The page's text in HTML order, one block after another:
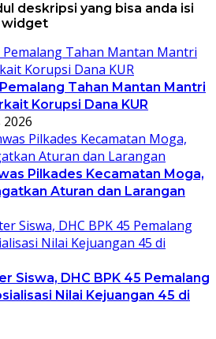
deskripsi yang bisa anda isi
widget
Tahan Mantan Mantri
Korupsi Dana KUR
Pilkades Kecamatan Moga,
Aturan dan Larangan
Siswa, DHC BPK 45 Pemalang
Nilai Kejuangan 45 di